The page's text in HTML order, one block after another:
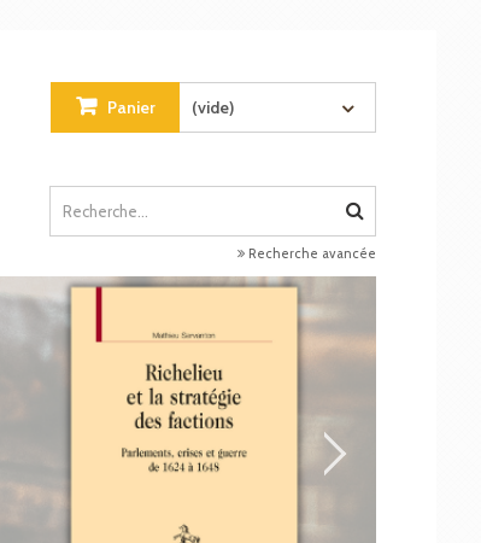
Panier (vide)
Recherche avancée